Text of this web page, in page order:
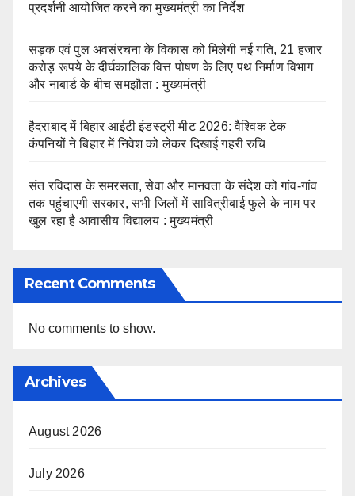
प्रदर्शनी आयोजित करने का मुख्यमंत्री का निर्देश
सड़क एवं पुल अवसंरचना के विकास को मिलेगी नई गति, 21 हजार
करोड़ रूपये के दीर्घकालिक वित्त पोषण के लिए पथ निर्माण विभाग
और नाबार्ड के बीच समझौता : मुख्यमंत्री
हैदराबाद में बिहार आईटी इंडस्ट्री मीट 2026: वैश्विक टेक
कंपनियों ने बिहार में निवेश को लेकर दिखाई गहरी रुचि
संत रविदास के समरसता, सेवा और मानवता के संदेश को गांव-गांव
तक पहुंचाएगी सरकार, सभी जिलों में सावित्रीबाई फुले के नाम पर
खुल रहा है आवासीय विद्यालय : मुख्यमंत्री
Recent Comments
No comments to show.
Archives
August 2026
July 2026